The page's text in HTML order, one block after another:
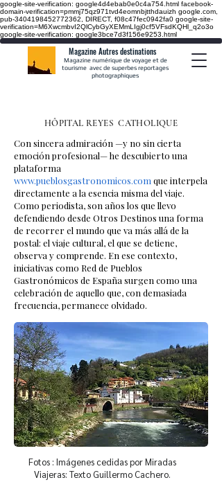
google-site-verification: google4d4ebab0e0c4a754.html facebook-
domain-verification=pmmj75qz971tvd4eomnbjtthdauizh google.com,
pub-3404198452772362, DIRECT, f08c47fec0942fa0 google-site-
verification=M6XwcmbvI2QlCybGyXEMmLIgj0cf5VFsdKQHl_q2o3o
google-site-verification: google3bce7d3f156e9253.html
Magazine Autres destinations
Magazine numérique de voyage et de
tourisme avec de superbes reportages
photographiques
HÔPITAL REYES CATHOLIQUE
Con sincera admiración —y no sin cierta
emoción profesional— he descubierto una
plataforma
www.pueblosgastronomicos.com que interpela
directamente a la esencia misma del viaje.
Como periodista, son años los que llevo
defendiendo desde Otros Destinos una forma
de recorrer el mundo que va más allá de la
postal: el viaje cultural, el que se detiene,
observa y comprende. En ese contexto,
iniciativas como Red de Pueblos
Gastronómicos de España surgen como una
celebración de aquello que, con demasiada
frecuencia, permanece olvidado.
Fotos : Imágenes cedidas por Miradas
Viajeras: Texto Guillermo Cachero.